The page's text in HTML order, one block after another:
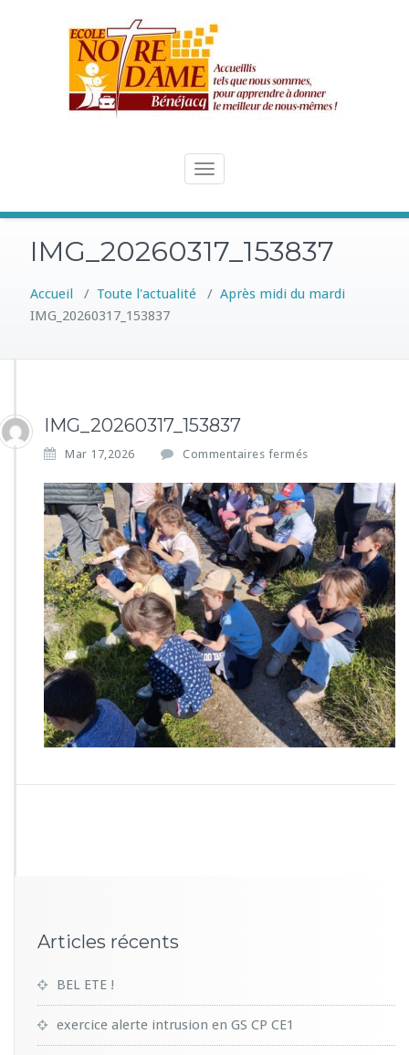
Toggle
IMG_20260317_153837
Accueil / Toute l'actualité / Après midi du mardi
IMG_20260317_153837
IMG_20260317_153837
Mar 17,2026 Commentaires fermés
r
I
M
G
_
2
0
2
6
0
3
1
7
_
1
3
Articles récents
BEL ETE !
exercice alerte intrusion en GS CP CE1